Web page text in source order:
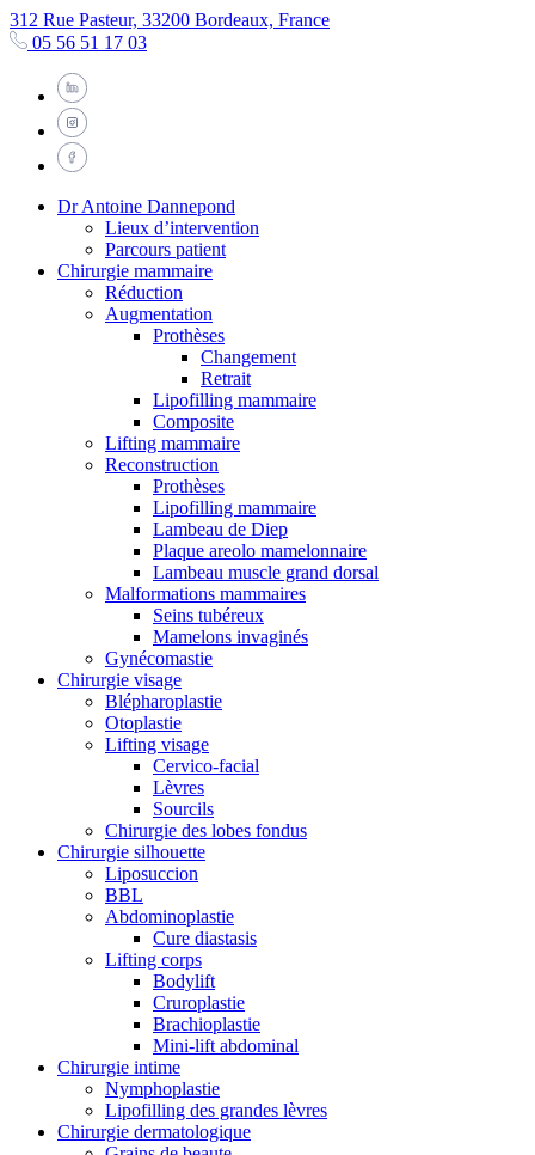
312 Rue Pasteur, 33200 Bordeaux, France
05 56 51 17 03
Dr Antoine Dannepond
Lieux d’intervention
Parcours patient
Chirurgie mammaire
Réduction
Augmentation
Prothèses
Changement
Retrait
Lipofilling mammaire
Composite
Lifting mammaire
Reconstruction
Prothèses
Lipofilling mammaire
Lambeau de Diep
Plaque areolo mamelonnaire
Lambeau muscle grand dorsal
Malformations mammaires
Seins tubéreux
Mamelons invaginés
Gynécomastie
Chirurgie visage
Blépharoplastie
Otoplastie
Lifting visage
Cervico-facial
Lèvres
Sourcils
Chirurgie des lobes fondus
Chirurgie silhouette
Liposuccion
BBL
Abdominoplastie
Cure diastasis
Lifting corps
Bodylift
Cruroplastie
Brachioplastie
Mini-lift abdominal
Chirurgie intime
Nymphoplastie
Lipofilling des grandes lèvres
Chirurgie dermatologique